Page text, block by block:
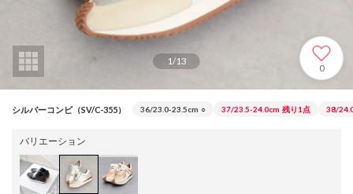
1/13
0
シルバーコンビ（SV/C-355） 36/23.0-23.5cm ○ 37/23.5-24.0cm 残り1点 38/
バリエーション